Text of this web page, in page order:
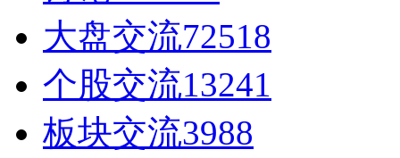
大盘交流72518
个股交流13241
板块交流3988